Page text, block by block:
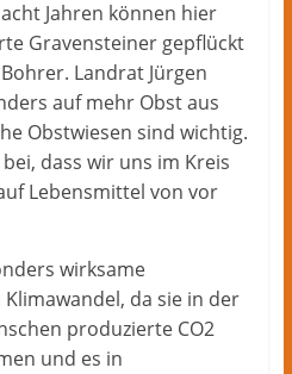
Jahren können hier
Gravensteiner gepflückt
Landrat Jürgen
auf mehr Obst aus
Obstwiesen sind wichtig.
dass wir uns im Kreis
Lebensmittel von vor
wirksame
da sie in der
produzierte CO2
und es in